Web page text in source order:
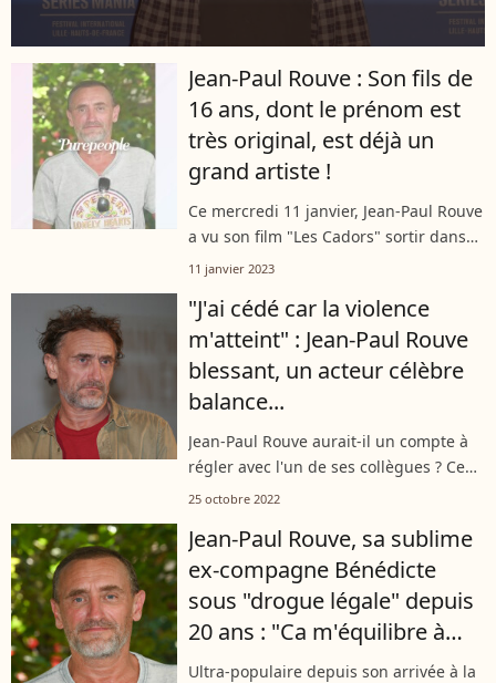
Jean-Paul Rouve : Son fils de
16 ans, dont le prénom est
très original, est déjà un
grand artiste !
Ce mercredi 11 janvier, Jean-Paul Rouve
a vu son film "Les Cadors" sortir dans
les salles de cinéma. L'occasion de
le prénom est très original...
11 janvier 2023
"J'ai cédé car la violence
m'atteint" : Jean-Paul Rouve
blessant, un acteur célèbre
balance...
Jean-Paul Rouve aurait-il un compte à
régler avec l'un de ses collègues ? Ce
lundi, c'est l'acteur Nicolas Maury qui
reprochant un commentaire...
25 octobre 2022
Jean-Paul Rouve, sa sublime
ex-compagne Bénédicte
sous "drogue légale" depuis
20 ans : "Ca m'équilibre à
mort"
Ultra-populaire depuis son arrivée à la